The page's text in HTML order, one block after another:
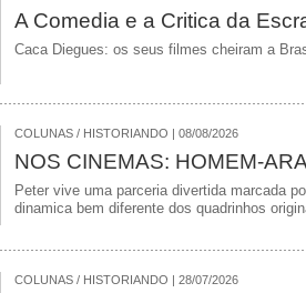
A Comedia e a Critica da
Caca Diegues: os seus filmes cheiram a
COLUNAS / HISTORIANDO | 08/08/2026
NOS CINEMAS: HOMEM-
Peter vive uma parceria divertida marcada
dinamica bem diferente dos quadrinhos
COLUNAS / HISTORIANDO | 28/07/2026